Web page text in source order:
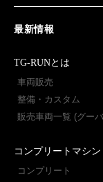
最新情報
TG-RUNとは
車両販売
整備・カスタム
販売車両一覧 (グー
コンプリートマシン
コンプリート